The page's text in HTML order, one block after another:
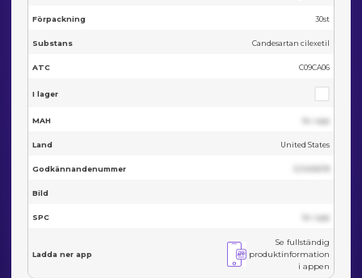
Förpackning 30st
Substans Candesartan cilexetil
ATC C09CA06
I lager
MAH Se i app
Land United States
Godkännandenummer
Bild
SPC Se i app
Ladda ner app
Se fullständig
produktinformation
i appen